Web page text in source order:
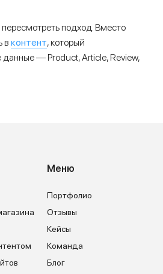
пересмотреть подход. Вместо
в контент, который
данные — Product, Article, Review,
Меню
Портфолио
Отзывы
Кейсы
Команда
Блог